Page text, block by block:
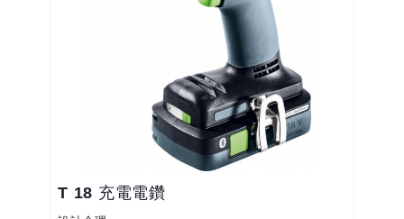
T 18 充電電鑽